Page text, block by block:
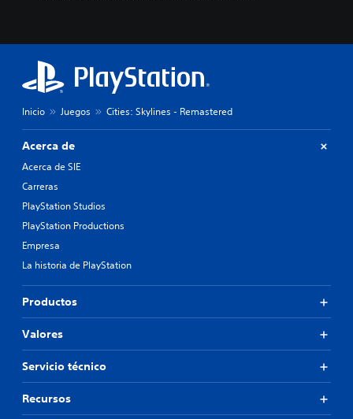
Inicio Juegos Cities: Skylines - Remastered
Acerca de
Acerca de SIE
Carreras
PlayStation Studios
PlayStation Productions
Empresa
La historia de PlayStation
Productos
Valores
Servicio técnico
Recursos